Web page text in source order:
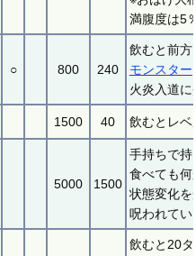
満腹度は5
○ 800 240
飲むと前
モンスター
火炎入道
1500 40 飲むとレベ
5000 1500
手持ちで持
食べても何
状態変化を
呪われてい
飲むと20